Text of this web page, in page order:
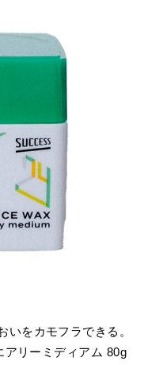
いをカモフラできる。
アリーミディアム 80g